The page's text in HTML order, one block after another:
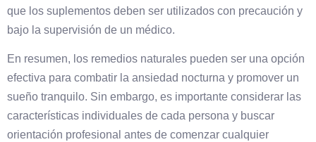
que los suplementos deben ser utilizados con precaución y
bajo la supervisión de un médico.
En resumen, los remedios naturales pueden ser una opción
efectiva para combatir la ansiedad nocturna y promover un
sueño tranquilo. Sin embargo, es importante considerar las
características individuales de cada persona y buscar
orientación profesional antes de comenzar cualquier